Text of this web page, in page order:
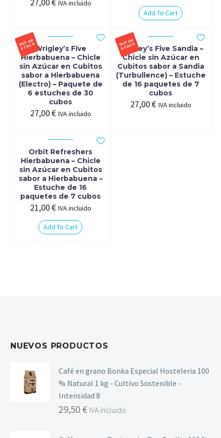
27,00€ IVA incluido
Add To Cart
OUT
OF
ST
O
CK Wrigley’s Five
Hierbabuena – Chicle
sin Azúcar en Cubitos
sabor a Hierbabuena
(Electro) – Paquete de
6 estuches de 30
cubos
27,00€ IVA incluido
OUT
OF
ST
O
CK
Wrigley’s Five Sandia –
Chicle sin Azúcar en
Cubitos sabor a Sandia
(Turbullence) – Estuche
de 16 paquetes de 7
cubos
27,00€ IVA incluido
Orbit Refreshers
Hierbabuena – Chicle
sin Azúcar en Cubitos
sabor a Hierbabuena –
Estuche de 16
paquetes de 7 cubos
21,00€ IVA incluido
Add To Cart
NUEVOS PRODUCTOS
Café en grano Bonka Especial Hosteleria 100
% Natural 1 kg - Cultivo Sostenible -
Intensidad 8
29,50 € IVA incluido